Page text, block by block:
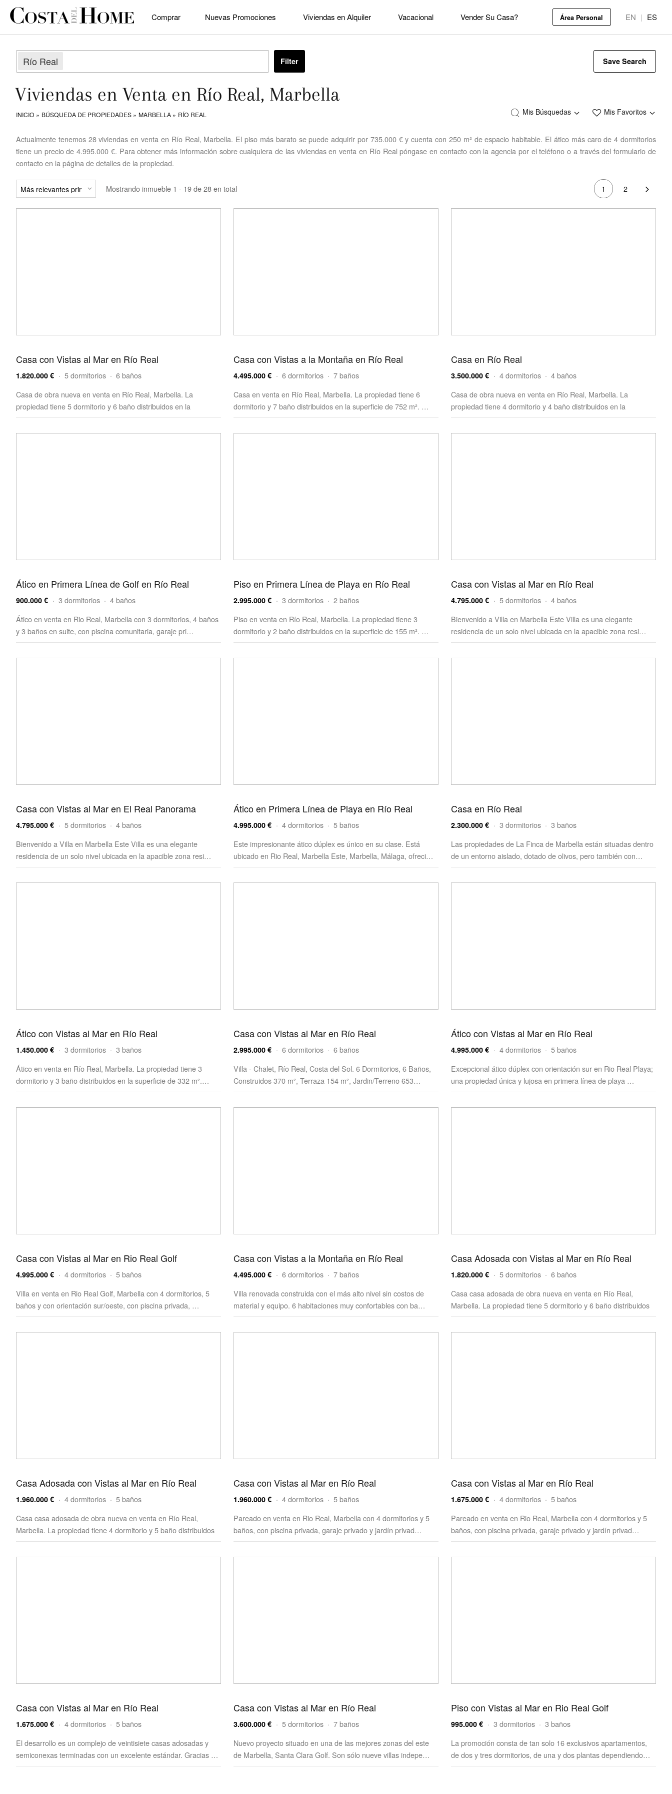
Comprar Nuevas Promociones Viviendas en Alquiler Vacacional Vender Su Casa? EN | ES
Área Personal
Save Search
Río Real Filter
Viviendas en Venta en Río Real, Marbella
INICIO BÚSQUEDA DE PROPIEDADES MARBELLA RÍO REAL Mis Búsquedas Mis Favoritos
Actualmente tenemos 28 viviendas en venta en Río Real, Marbella. El piso más barato se puede adquirir por 735.000 € y cuenta con 250 m² de espacio habitable. El ático más caro de 4 dormitorios
tiene un precio de 4.995.000 €. Para obtener más información sobre cualquiera de las viviendas en venta en Río Real póngase en contacto con la agencia por el teléfono o a través del formulario de
contacto en la página de detalles de la propiedad.
Mostrando inmueble 1 - 19 de 28 en total 1 2
Casa con Vistas al Mar en Río Real
1.820.000 € · 5 dormitorios · 6 baños
Casa de obra nueva en venta en Río Real, Marbella. La
propiedad tiene 5 dormitorio y 6 baño distribuidos en la
superfic…
Casa con Vistas a la Montaña en Río Real
4.495.000 € · 6 dormitorios · 7 baños
Casa en venta en Río Real, Marbella. La propiedad tiene 6
dormitorio y 7 baño distribuidos en la superficie de 752 m². …
Casa en Río Real
3.500.000 € · 4 dormitorios · 4 baños
Casa de obra nueva en venta en Río Real, Marbella. La
propiedad tiene 4 dormitorio y 4 baño distribuidos en la
superfic…
Ático en Primera Línea de Golf en Río Real
900.000 € · 3 dormitorios · 4 baños
Ático en venta en Rio Real, Marbella con 3 dormitorios, 4 baños
y 3 baños en suite, con piscina comunitaria, garaje pri…
Piso en Primera Línea de Playa en Río Real
2.995.000 € · 3 dormitorios · 2 baños
Piso en venta en Río Real, Marbella. La propiedad tiene 3
dormitorio y 2 baño distribuidos en la superficie de 155 m². …
Casa con Vistas al Mar en Río Real
4.795.000 € · 5 dormitorios · 4 baños
Bienvenido a Villa en Marbella Este Villa es una elegante
residencia de un solo nivel ubicada en la apacible zona resi…
Casa con Vistas al Mar en El Real Panorama
4.795.000 € · 5 dormitorios · 4 baños
Bienvenido a Villa en Marbella Este Villa es una elegante
residencia de un solo nivel ubicada en la apacible zona resi…
Ático en Primera Línea de Playa en Río Real
4.995.000 € · 4 dormitorios · 5 baños
Este impresionante ático dúplex es único en su clase. Está
ubicado en Rio Real, Marbella Este, Marbella, Málaga, ofreci…
Casa en Río Real
2.300.000 € · 3 dormitorios · 3 baños
Las propiedades de La Finca de Marbella están situadas dentro
de un entorno aislado, dotado de olivos, pero también con…
Ático con Vistas al Mar en Río Real
1.450.000 € · 3 dormitorios · 3 baños
Ático en venta en Río Real, Marbella. La propiedad tiene 3
dormitorio y 3 baño distribuidos en la superficie de 332 m².…
Casa con Vistas al Mar en Río Real
2.995.000 € · 6 dormitorios · 6 baños
Villa - Chalet, Río Real, Costa del Sol. 6 Dormitorios, 6 Baños,
Construidos 370 m², Terraza 154 m², Jardin/Terreno 653…
Ático con Vistas al Mar en Río Real
4.995.000 € · 4 dormitorios · 5 baños
Excepcional ático dúplex con orientación sur en Rio Real Playa;
una propiedad única y lujosa en primera línea de playa …
Casa con Vistas al Mar en Rio Real Golf
4.995.000 € · 4 dormitorios · 5 baños
Villa en venta en Rio Real Golf, Marbella con 4 dormitorios, 5
baños y con orientación sur/oeste, con piscina privada, …
Casa con Vistas a la Montaña en Río Real
4.495.000 € · 6 dormitorios · 7 baños
Villa renovada construida con el más alto nivel sin costos de
material y equipo. 6 habitaciones muy confortables con ba…
Casa Adosada con Vistas al Mar en Río Real
1.820.000 € · 5 dormitorios · 6 baños
Casa casa adosada de obra nueva en venta en Río Real,
Marbella. La propiedad tiene 5 dormitorio y 6 baño distribuidos
e…
Casa Adosada con Vistas al Mar en Río Real
1.960.000 € · 4 dormitorios · 5 baños
Casa casa adosada de obra nueva en venta en Río Real,
Marbella. La propiedad tiene 4 dormitorio y 5 baño distribuidos
e…
Casa con Vistas al Mar en Río Real
1.960.000 € · 4 dormitorios · 5 baños
Pareado en venta en Rio Real, Marbella con 4 dormitorios y 5
baños, con piscina privada, garaje privado y jardín privad…
Casa con Vistas al Mar en Río Real
1.675.000 € · 4 dormitorios · 5 baños
Pareado en venta en Rio Real, Marbella con 4 dormitorios y 5
baños, con piscina privada, garaje privado y jardín privad…
Casa con Vistas al Mar en Río Real
1.675.000 € · 4 dormitorios · 5 baños
El desarrollo es un complejo de veintisiete casas adosadas y
semiconexas terminadas con un excelente estándar. Gracias …
Casa con Vistas al Mar en Río Real
3.600.000 € · 5 dormitorios · 7 baños
Nuevo proyecto situado en una de las mejores zonas del este
de Marbella, Santa Clara Golf. Son sólo nueve villas indepe…
Piso con Vistas al Mar en Rio Real Golf
995.000 € · 3 dormitorios · 3 baños
La promoción consta de tan solo 16 exclusivos apartamentos,
de dos y tres dormitorios, de una y dos plantas dependiendo…